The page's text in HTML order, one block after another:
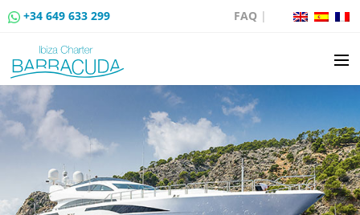
+34 649 633 299 FAQ|
LOCATION
VENTE DE BATEAUX
LOCATION DE AMARRAGES